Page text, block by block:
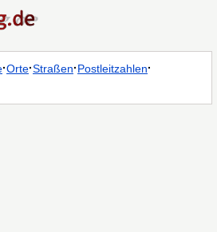
·Orte·Straßen·Postleitzahlen·